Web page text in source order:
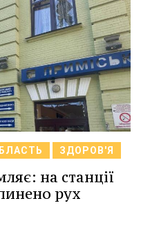
ЗДОРОВ'Я
на станції
рух